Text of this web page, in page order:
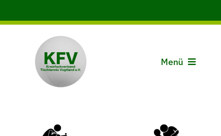
Inhalt
Menü